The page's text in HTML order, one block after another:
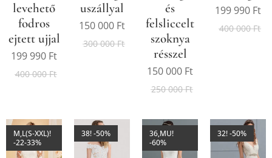
levehető
fodros
ejtett ujjal
199 990 Ft
400 000Ft
uszállyal
150 000 Ft
300 000Ft
és
felsliccelt
szoknya
résszel
150 000 Ft
250 000Ft
199 990 Ft
400 000Ft
M,L(S-XXL)!
-22-33%
38! -50%
36,MU!
-60%
32! -50%